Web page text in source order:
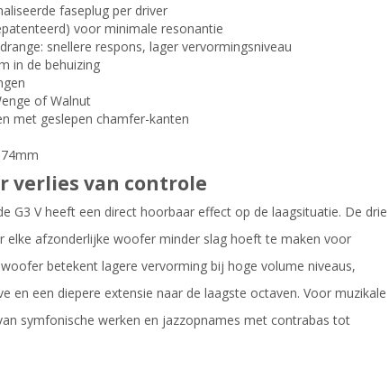
faseplug per driver
voor minimale resonantie
snellere respons, lager vervormingsniveau
in de behuizing
of Walnut
met geslepen chamfer-kanten
verlies van controle
G3 V heeft een direct hoorbaar effect op de laagsituatie. De drie
elke afzonderlijke woofer minder slag hoeft te maken voor
betekent lagere vervorming bij hoge volume niveaus,
en een diepere extensie naar de laagste octaven. Voor muzikale
symfonische werken en jazzopnames met contrabas tot